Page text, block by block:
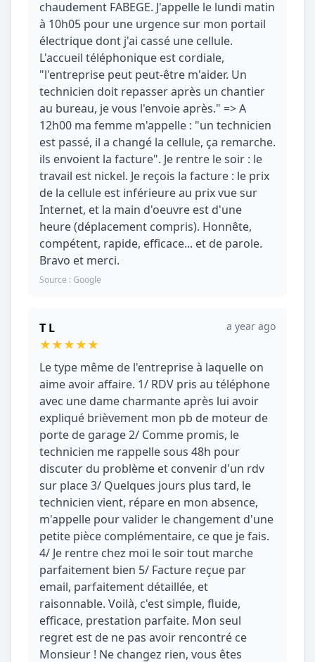
chaudement FABEGE. J'appelle le lundi matin
à 10h05 pour une urgence sur mon portail
électrique dont j'ai cassé une cellule.
L'accueil téléphonique est cordiale,
"l'entreprise peut peut-être m'aider. Un
technicien doit repasser après un chantier
au bureau, je vous l'envoie après." => A
12h00 ma femme m'appelle : "un technicien
est passé, il a changé la cellule, ça remarche.
ils envoient la facture". Je rentre le soir : le
travail est nickel. Je reçois la facture : le prix
de la cellule est inférieure au prix vue sur
Internet, et la main d'oeuvre est d'une
heure (déplacement compris). Honnête,
compétent, rapide, efficace... et de parole.
Bravo et merci.
Source : Google
T L
★★★★★
a year ago
Le type même de l'entreprise à laquelle on
aime avoir affaire. 1/ RDV pris au téléphone
avec une dame charmante après lui avoir
expliqué brièvement mon pb de moteur de
porte de garage 2/ Comme promis, le
technicien me rappelle sous 48h pour
discuter du problème et convenir d'un rdv
sur place 3/ Quelques jours plus tard, le
technicien vient, répare en mon absence,
m'appelle pour valider le changement d'une
petite pièce complémentaire, ce que je fais.
4/ Je rentre chez moi le soir tout marche
parfaitement bien 5/ Facture reçue par
email, parfaitement détaillée, et
raisonnable. Voilà, c'est simple, fluide,
efficace, prestation parfaite. Mon seul
regret est de ne pas avoir rencontré ce
Monsieur ! Ne changez rien, vous êtes